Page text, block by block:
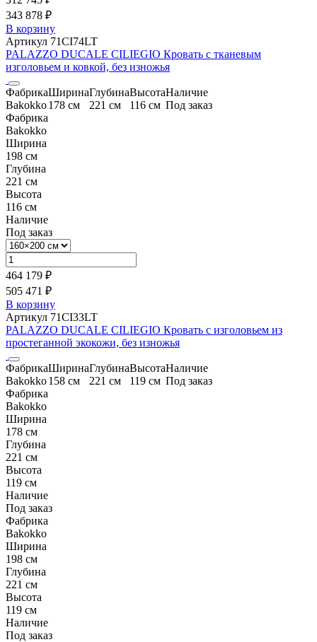
343 878 ₽
В корзину
Артикул 71CI74LT
PALAZZO DUCALE CILIEGIO Кровать с тканевым
изголовьем и ковкой, без изножья
Фабрика
Bakokko
Ширина
178 см
Глубина
221 см
Высота
116 см
Наличие
Под заказ
Фабрика
Bakokko
Ширина
198 см
Глубина
221 см
Высота
116 см
Наличие
Под заказ
464 179 ₽
505 471 ₽
В корзину
Артикул 71CI33LT
PALAZZO DUCALE CILIEGIO Кровать с изголовьем из
простеганной экокожи, без изножья
Фабрика
Bakokko
Ширина
158 см
Глубина
221 см
Высота
119 см
Наличие
Под заказ
Фабрика
Bakokko
Ширина
178 см
Глубина
221 см
Высота
119 см
Наличие
Под заказ
Фабрика
Bakokko
Ширина
198 см
Глубина
221 см
Высота
119 см
Наличие
Под заказ